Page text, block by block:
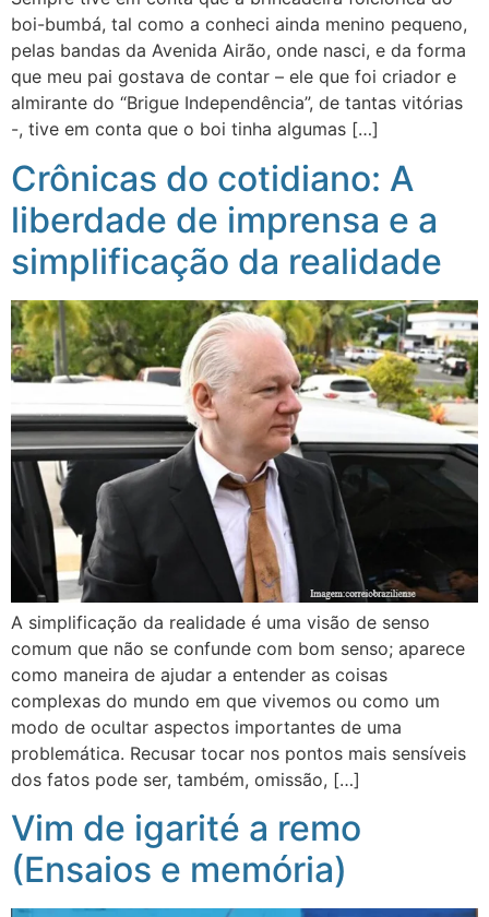
boi-bumbá, tal como a conheci ainda menino pequeno,
pelas bandas da Avenida Airão, onde nasci, e da forma
que meu pai gostava de contar – ele que foi criador e
almirante do “Brigue Independência”, de tantas vitórias
-, tive em conta que o boi tinha algumas […]
Crônicas do cotidiano: A
liberdade de imprensa e a
simplificação da realidade
A simplificação da realidade é uma visão de senso
comum que não se confunde com bom senso; aparece
como maneira de ajudar a entender as coisas
complexas do mundo em que vivemos ou como um
modo de ocultar aspectos importantes de uma
problemática. Recusar tocar nos pontos mais sensíveis
dos fatos pode ser, também, omissão, […]
Vim de igarité a remo
(Ensaios e memória)